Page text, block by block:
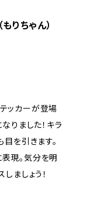
りちゃん）
ッカーが登場
りました！キラ
を引きます。
現。気分を明
ましょう！